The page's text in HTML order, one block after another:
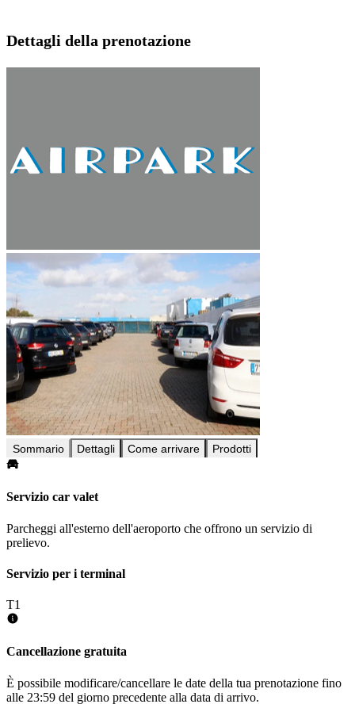
Dettagli della prenotazione
Sommario Dettagli Come arrivare Prodotti
Servizio car valet
Parcheggi all'esterno dell'aeroporto che offrono un servizio di
prelievo.
Servizio per i terminal
T1
Cancellazione gratuita
È possibile modificare/cancellare le date della tua prenotazione fino
alle 23:59 del giorno precedente alla data di arrivo.